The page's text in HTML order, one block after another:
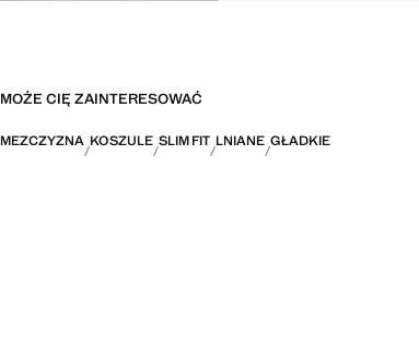
MOŻE CIĘ ZAINTERESOWAĆ
MEZCZYZNA KOSZULE SLIM FIT LNIANE GŁADKIE